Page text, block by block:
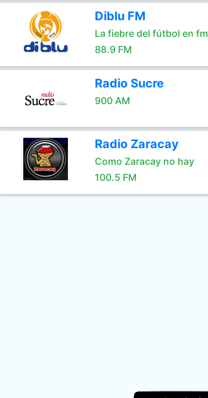
Diblu FM
La fiebre del fútbol en fm
88.9 FM
Radio Sucre
900 AM
Radio Zaracay
Como Zaracay no hay
100.5 FM